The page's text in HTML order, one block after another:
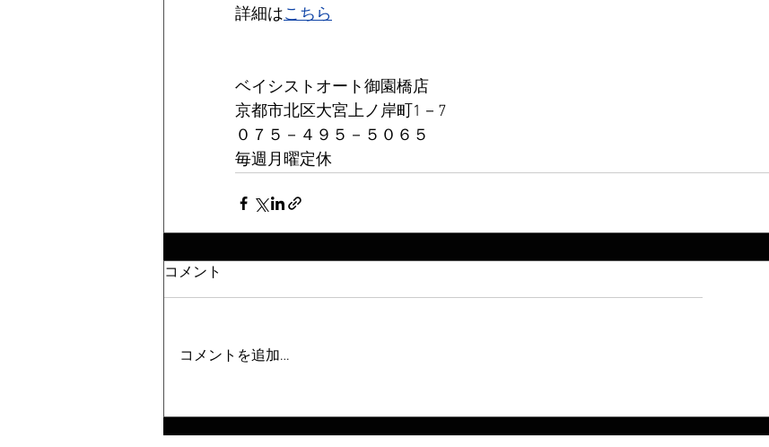
詳細はこちら
ベイシストオート御園橋店
京都市北区大宮上ノ岸町1－7
０７５－４９５－５０６５
毎週月曜定休
コメント
コメントを追加…